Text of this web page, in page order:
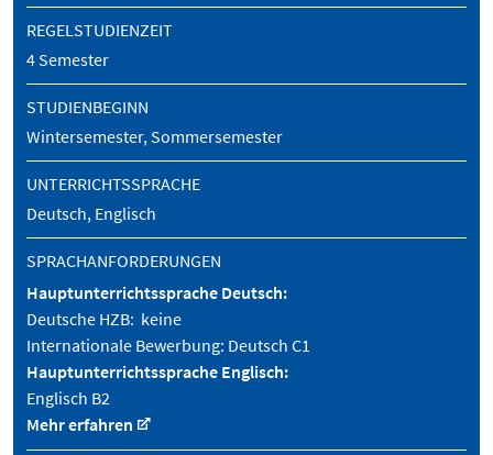
REGELSTUDIENZEIT
4 Semester
STUDIENBEGINN
Wintersemester, Sommersemester
UNTERRICHTSSPRACHE
Deutsch, Englisch
SPRACHANFORDERUNGEN
Hauptunterrichtssprache Deutsch:
Deutsche HZB: keine
Internationale Bewerbung: Deutsch C1
Hauptunterrichtssprache Englisch:
Englisch B2
Mehr erfahren